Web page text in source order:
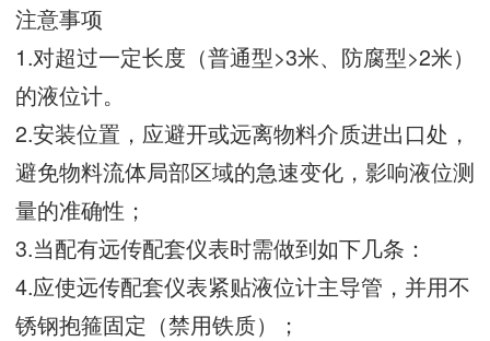
注意事项
1.对超过一定长度（普通型>3米、防腐型>2米）
的液位计。
2.安装位置，应避开或远离物料介质进出口处，
避免物料流体局部区域的急速变化，影响液位测
量的准确性；
3.当配有远传配套仪表时需做到如下几条：
4.应使远传配套仪表紧贴液位计主导管，并用不
锈钢抱箍固定（禁用铁质）；